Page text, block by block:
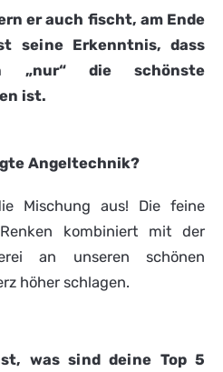
er auch fischt, am Ende
seine Erkenntnis, dass
„nur“ die schönste
ist.
Angeltechnik?
Mischung aus! Die feine
kombiniert mit der
an unseren schönen
höher schlagen.
was sind deine Top 5